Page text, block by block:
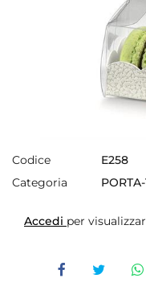
Codice
E258
Categoria
Accedi per